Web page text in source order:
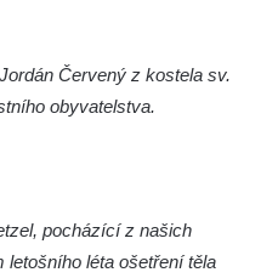
Červený z kostela sv.
obyvatelstva.
pocházící z našich
léta ošetření těla